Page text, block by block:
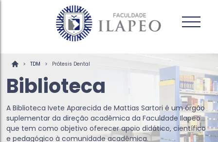
> TDM > Prótesis Dental
Biblioteca
A Biblioteca Ivete Aparecida de Mattias Sartori é um órgão
suplementar da direção acadêmica da Faculdade Ilapeo
que tem como objetivo oferecer apoio didático, científico
e pedagógico à comunidade acadêmica.